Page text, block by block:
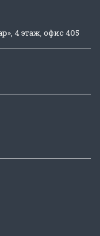
4 этаж, офис 405